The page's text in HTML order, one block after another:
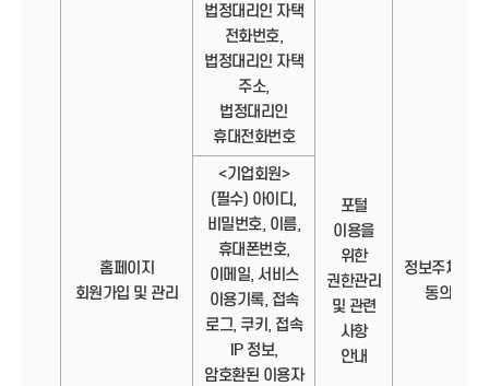
홈페이지
회원가입 및 관리
법정대리인 자택
전화번호,
법정대리인 자택
주소,
법정대리인
휴대전화번호
포털
이용을
위한
권한관리
및 관련
사항
안내
정보주체의
동의
<기업회원>
(필수) 아이디,
비밀번호, 이름,
휴대폰번호,
이메일, 서비스
이용기록, 접속
로그, 쿠키, 접속
IP 정보,
암호환된 이용자